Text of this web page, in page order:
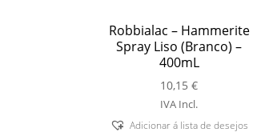
Robbialac – Hammerite
Spray Liso (Branco) –
400mL
10,15€
IVA Incl.
Adicionar á lista de desejos